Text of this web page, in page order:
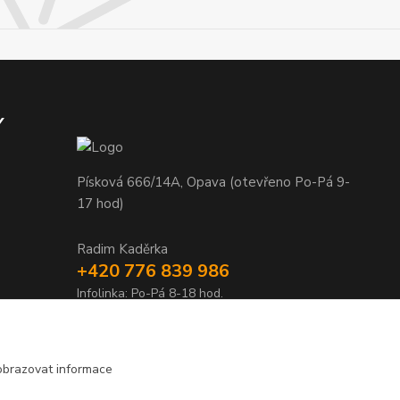
Písková 666/14A, Opava (otevřeno Po-Pá 9-
17 hod)
Radim Kaděrka
+420 776 839 986
Infolinka: Po-Pá 8-18 hod.
informace